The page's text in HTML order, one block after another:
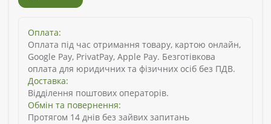
Оплата:
Оплата під час отримання товару, картою онлайн,
Google Pay, PrivatPay, Apple Pay. Безготівкова
оплата для юридичних та фізичних осіб без ПДВ.
Доставка:
Відділення поштових операторів.
Обмін та повернення:
Протягом 14 днів без зайвих запитань